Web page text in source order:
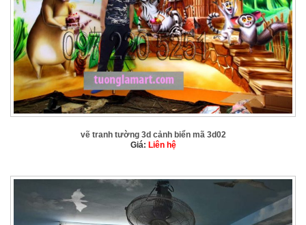
vẽ tranh tường 3d cảnh biển mã 3d02
Giá: Liên hệ